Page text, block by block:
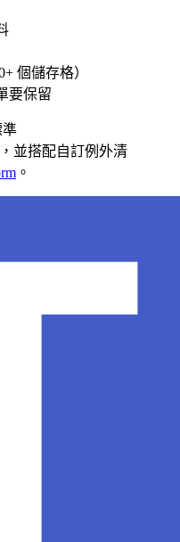
個儲存格）
要保留
準
，並搭配自訂例外清
。